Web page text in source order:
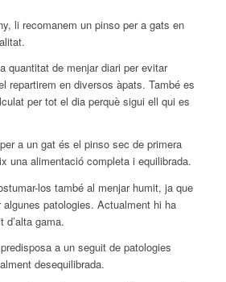
li recomanem un pinso per a gats en
quantitat de menjar diari per evitar
repartirem en diversos àpats. També es
per tot el dia perquè sigui ell qui es
a un gat és el pinso sec de primera
una alimentació completa i equilibrada.
los també al menjar humit, ja que
patologies. Actualment hi ha
d’alta gama.
a un seguit de patologies
desequilibrada.